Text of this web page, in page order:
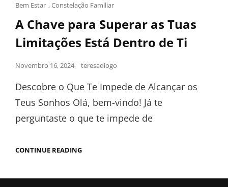
Bem Estar ,Constelação Familiar
A Chave para Superar as Tuas
Limitações Está Dentro de Ti
Novembro 16, 2024 teresadiogo
Descobre o Que Te Impede de Alcançar os
Teus Sonhos Olá, bem-vindo! Já te
perguntaste o que te impede de
CONTINUE READING